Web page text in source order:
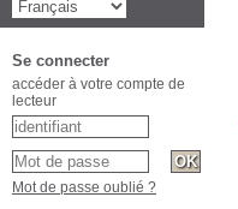
Se connecter
accéder à votre compte de
lecteur
Mot de passe oublié ?